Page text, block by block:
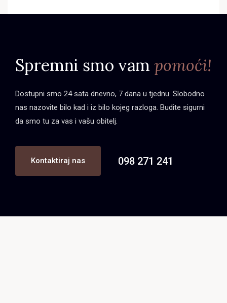
Spremni smo vam pomoći!
Dostupni smo 24 sata dnevno, 7 dana u tjednu. Slobodno
nas nazovite bilo kad i iz bilo kojeg razloga. Budite sigurni
da smo tu za vas i vašu obitelj.
Kontaktiraj nas 098 271 241